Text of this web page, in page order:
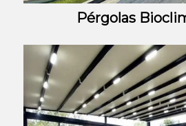
Pérgolas